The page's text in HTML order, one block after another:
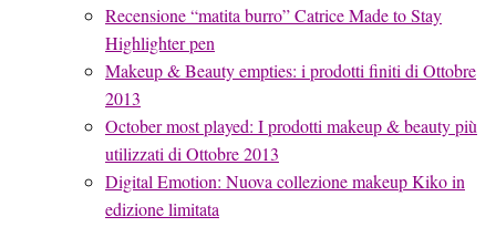
Recensione “matita burro” Catrice Made to Stay
Highlighter pen
Makeup & Beauty empties: i prodotti finiti di Ottobre
2013
October most played: I prodotti makeup & beauty più
utilizzati di Ottobre 2013
Digital Emotion: Nuova collezione makeup Kiko in
edizione limitata